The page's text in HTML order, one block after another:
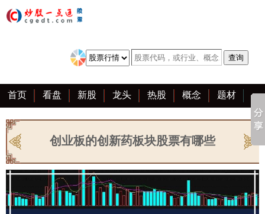
首页 看盘 新股 龙头 热股 概念 题材
亮点 创业板 资料 复盘 区块链 大全
创业板的创新药板块股票有哪些